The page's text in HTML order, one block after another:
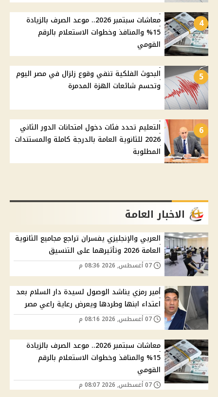
4
معاشات سبتمبر 2026.. موعد الصرف بالزيادة
15% والمنافذ وخطوات الاستعلام بالرقم
القومي
5
البحوث الفلكية تنفي وقوع زلزال في مصر اليوم
وتحسم شائعات الهزة المدمرة
6
التعليم تحدد فئات دخول امتحانات الدور الثاني
2026 للثانوية العامة بالدرجة كاملة والمستندات
المطلوبة
الاخبار العامة
العربي والإنجليزي يفسران تراجع مجاميع الثانوية
العامة 2026 وتأثيرهما على التنسيق
أمير رمزي يناشد الوصول لسيدة دار السلام بعد
اعتداء ابنها وطردها ويعرض رعاية راعي مصر
معاشات سبتمبر 2026.. موعد الصرف بالزيادة
15% والمنافذ وخطوات الاستعلام بالرقم
القومي